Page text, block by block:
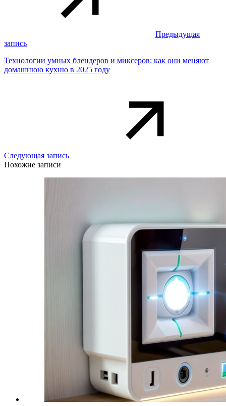
Предыдущая
запись
Технологии умных блендеров и миксеров: как они меняют
домашнюю кухню в 2025 году
Следующая запись
Похожие записи